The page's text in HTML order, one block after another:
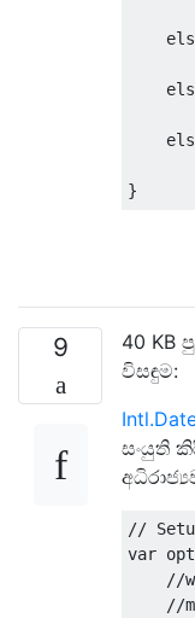
}
9
40
විසඳුම:
සංයුති
//
var
//
//